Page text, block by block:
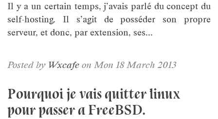
Il y a un certain temps, j’avais parlé du concept du
self-hosting. Il s’agit de posséder son propre
serveur, et donc, par extension, ses...
Posted by Wxcafe on Mon 18 March 2013
Pourquoi je vais quitter linux
pour passer a FreeBSD.